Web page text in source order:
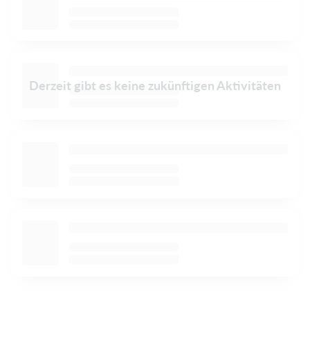
Derzeit gibt es keine zukünftigen Aktivitäten